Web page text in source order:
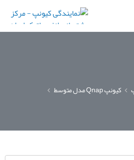
کیونپ Qnap مدل متوسط